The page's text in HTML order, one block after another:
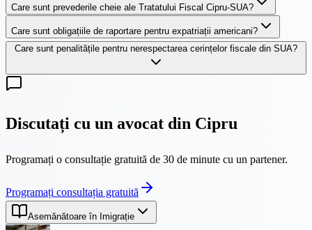
Care sunt prevederile cheie ale Tratatului Fiscal Cipru-SUA?
Care sunt obligațiile de raportare pentru expatriații americani?
Care sunt penalitățile pentru nerespectarea cerințelor fiscale din SUA?
Discutați cu un avocat din Cipru
Programați o consultație gratuită de 30 de minute cu un partener.
Programați consultația gratuită
Asemănătoare în Imigrație